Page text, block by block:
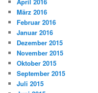
März 2016
Februar 2016
Januar 2016
Dezember 2015
November 2015
Oktober 2015
September 2015
Juli 2015